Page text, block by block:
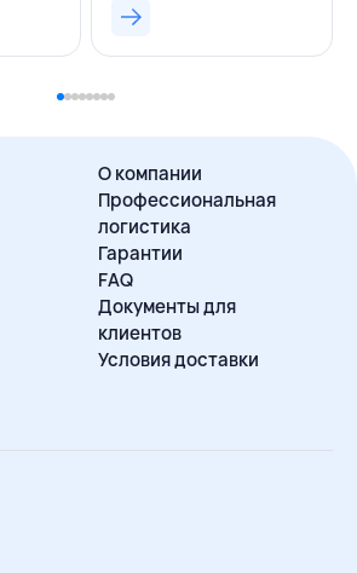
О компании
Профессиональная
логистика
Гарантии
FAQ
Документы для
клиентов
Условия доставки